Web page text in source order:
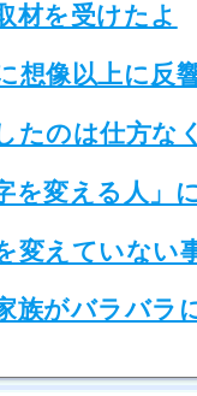
材を受けたよ
想像以上に反
たのは仕方
を変える人」
変えていない
族がバラバ